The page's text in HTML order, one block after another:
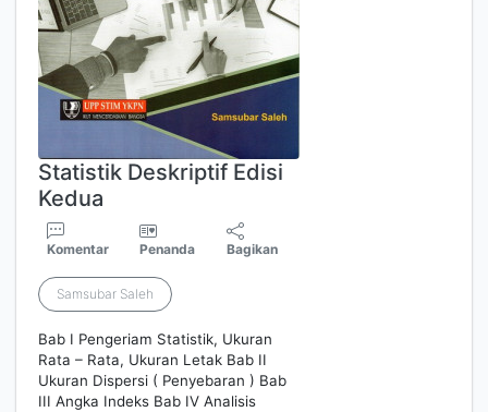
Statistik Deskriptif Edisi
Kedua
Komentar Penanda Bagikan
Samsubar Saleh
Bab I Pengeriam Statistik, Ukuran
Rata – Rata, Ukuran Letak Bab II
Ukuran Dispersi ( Penyebaran ) Bab
III Angka Indeks Bab IV Analisis